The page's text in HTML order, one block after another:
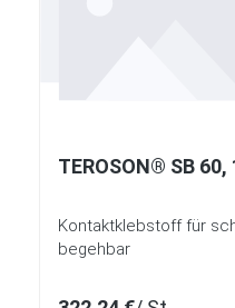
TEROSON® SB 60,
Kontaktklebstoff für
begehbar